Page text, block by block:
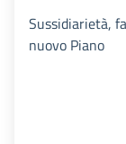
Sussidiarietà,
nuovo Piano